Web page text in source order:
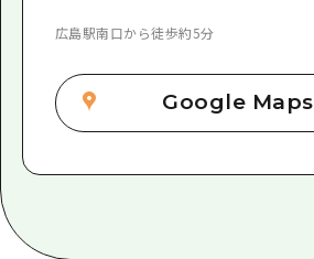
広島駅南口から徒歩約5分
Google Maps